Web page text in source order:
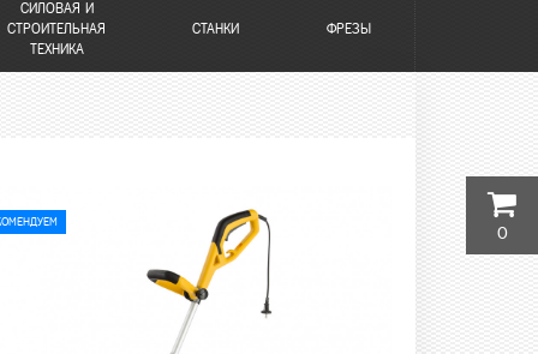
СИЛОВАЯ И
СТРОИТЕЛЬНАЯ
ТЕХНИКА
СТАНКИ ФРЕЗЫ
0